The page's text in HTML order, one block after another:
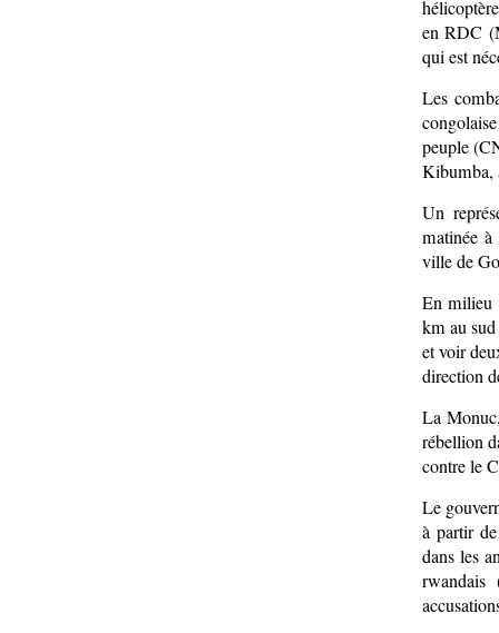
en RDC
qui est
Les
peuple
Kibumba,
Un
matinée
ville de
En milieu
km au
et voir
direction
La
rébellion
contre le
Le
à partir
dans les